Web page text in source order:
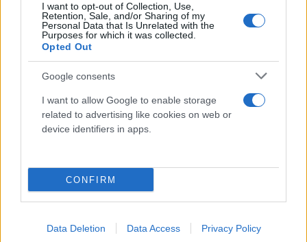
I want to opt-out of Collection, Use,
Retention, Sale, and/or Sharing of my
Personal Data that Is Unrelated with the
Purposes for which it was collected.
Opted Out
Google consents
I want to allow Google to enable storage
related to advertising like cookies on web or
device identifiers in apps.
CONFIRM
Data Deletion Data Access Privacy Policy